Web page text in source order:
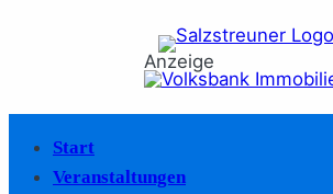
Anzeige
Start
Veranstaltungen